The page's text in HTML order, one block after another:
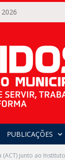
PUBLICAÇÕES
junto ao